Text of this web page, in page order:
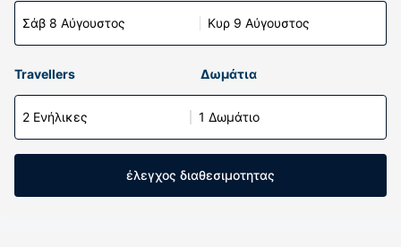
Σάβ 8 Αύγουστος Κυρ 9 Αύγουστος
Travellers Δωμάτια
2 Ενήλικες 1 Δωμάτιο
έλεγχος διαθεσιμοτητας